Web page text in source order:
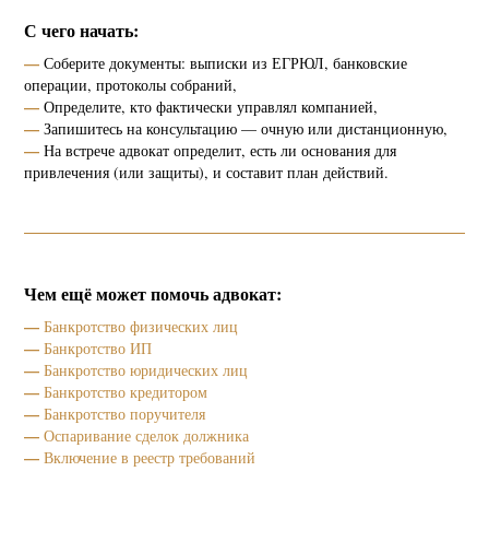
С чего начать:
— Соберите документы: выписки из ЕГРЮЛ, банковские
операции, протоколы собраний,
— Определите, кто фактически управлял компанией,
— Запишитесь на консультацию — очную или дистанционную,
— На встрече адвокат определит, есть ли основания для
привлечения (или защиты), и составит план действий.
Чем ещё может помочь адвокат:
—Банкротство физических лиц
—Банкротство ИП
—Банкротство юридических лиц
—Банкротство кредитором
—Банкротство поручителя
—Оспаривание сделок должника
— Включение в реестр требований
Гурин
Контакты